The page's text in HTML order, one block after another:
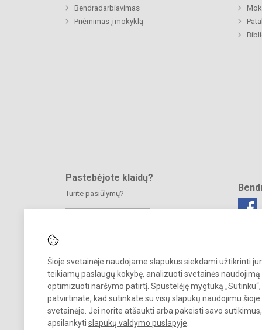
Šioje svetainėje naudojame slapukus siekdami užtikrinti
teikiamų paslaugų kokybę, analizuoti svetainės naudojimą
optimizuoti naršymo patirtį. Spustelėję mygtuką „Sutinku“,
patvirtinate, kad sutinkate su visų slapukų naudojimu šioje
svetainėje. Jei norite atšaukti arba pakeisti savo
apsilankyti slapukų valdymo puslapyje
Bendradarbiavimas
Priėmimas į mokyklą
Pastebėjote klaidų?
Turite pasiūlymų?
© 2025. Jonavos Raimundo Samulevičiaus progimnazija Žeimių
Visos teisės saugomos.
Kopijuoti turinį be raštiško įstaigos administracijos sutikimo griežtai
draudžiama.